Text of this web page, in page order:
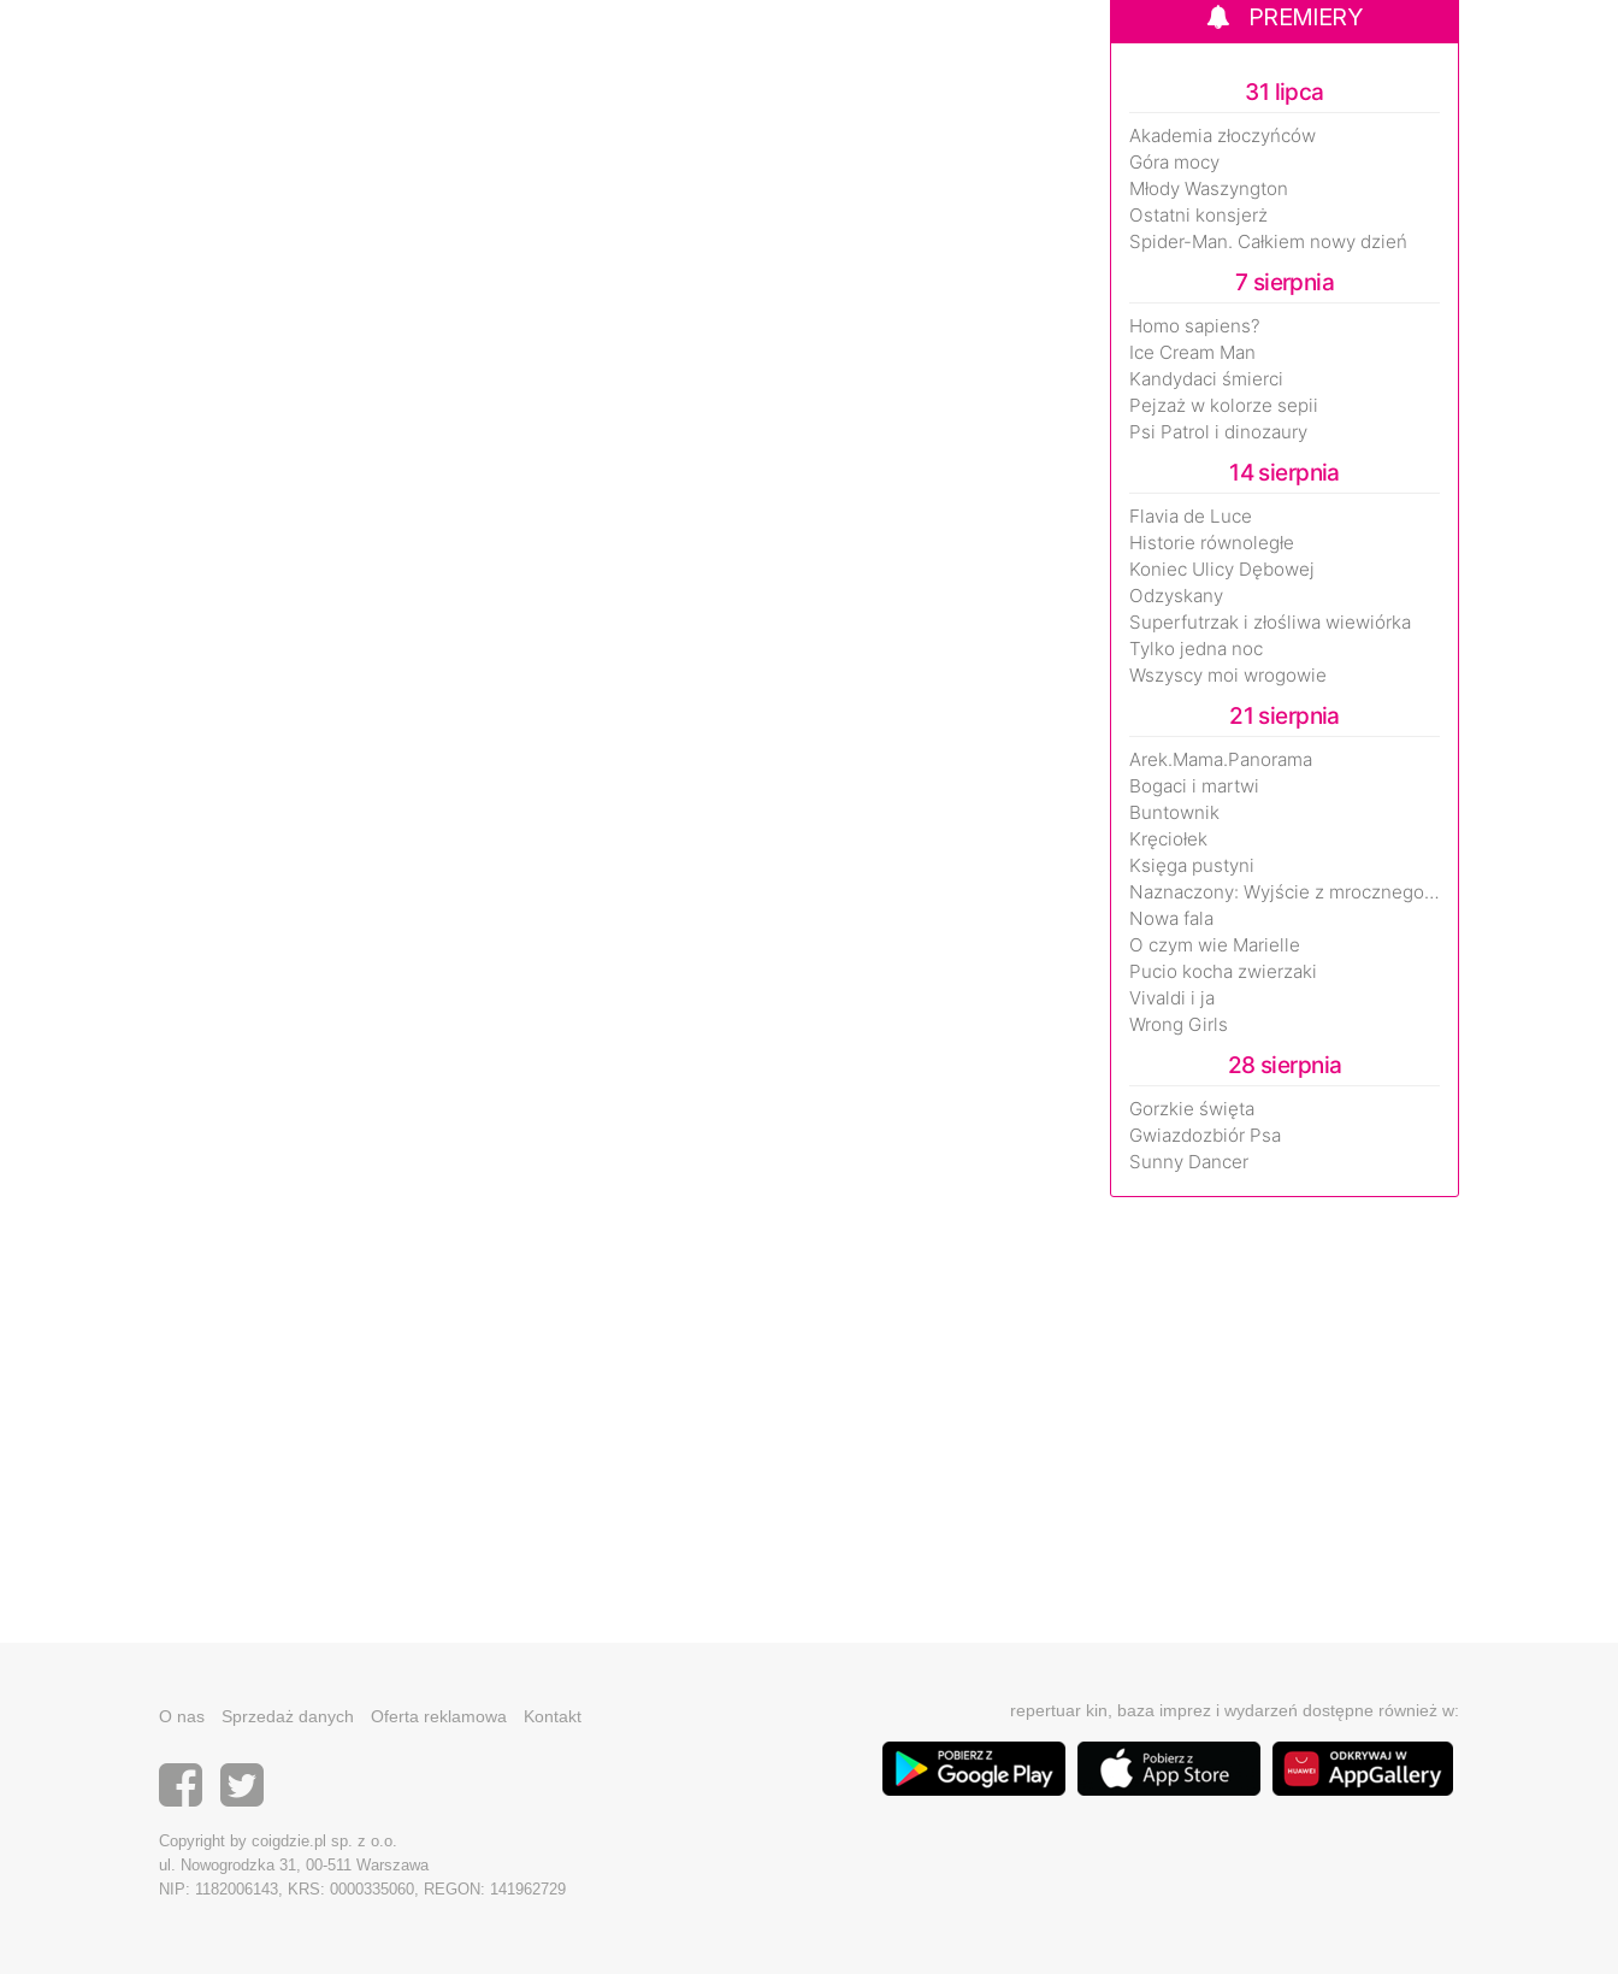
PREMIERY
31 lipca
Akademia złoczyńców
Góra mocy
Młody Waszyngton
Ostatni konsjerż
Spider-Man. Całkiem nowy dzień
7 sierpnia
Homo sapiens?
Ice Cream Man
Kandydaci śmierci
Pejzaż w kolorze sepii
Psi Patrol i dinozaury
14 sierpnia
Flavia de Luce
Historie równoległe
Koniec Ulicy Dębowej
Odzyskany
Superfutrzak i złośliwa wiewiórka
Tylko jedna noc
Wszyscy moi wrogowie
21 sierpnia
Arek.Mama.Panorama
Bogaci i martwi
Buntownik
Kręciołek
Księga pustyni
Naznaczony: Wyjście z mrocznego wymiaru
Nowa fala
O czym wie Marielle
Pucio kocha zwierzaki
Vivaldi i ja
Wrong Girls
28 sierpnia
Gorzkie święta
Gwiazdozbiór Psa
Sunny Dancer
O nas Sprzedaż danych Oferta reklamowa Kontakt
Copyright by coigdzie.pl sp. z o.o.
ul. Nowogrodzka 31, 00-511 Warszawa
NIP: 1182006143, KRS: 0000335060, REGON: 141962729
repertuar kin, baza imprez i wydarzeń dostępne również w: